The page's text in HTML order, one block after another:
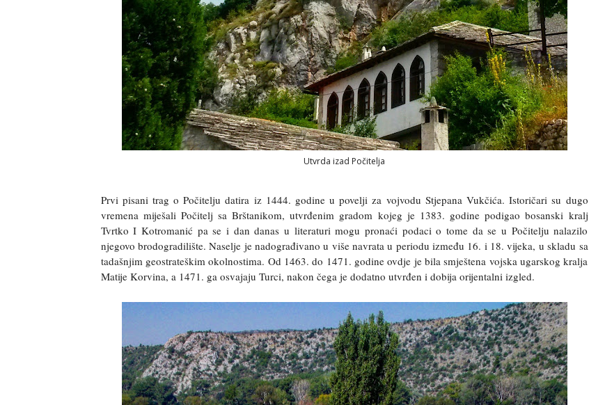
Utvrda izad Počitelja
Prvi pisani trag o Počitelju datira iz 1444. godine u povelji za vojvodu Stjepana Vukčića. Istoričari su dugo
vremena miješali Počitelj sa Brštanikom, utvrđenim gradom kojeg je 1383. godine podigao bosanski kralj
Tvrtko I Kotromanić pa se i dan danas u literaturi mogu pronaći podaci o tome da se u Počitelju nalazilo
njegovo brodogradilište. Naselje je nadograđivano u više navrata u periodu između 16. i 18. vijeka, u skladu sa
tadašnjim geostrateškim okolnostima. Od 1463. do 1471. godine ovdje je bila smještena vojska ugarskog kralja
Matije Korvina, a 1471. ga osvajaju Turci, nakon čega je dodatno utvrđen i dobija orijentalni izgled.